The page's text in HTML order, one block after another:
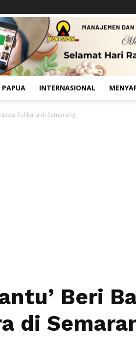
PAPUA INTERNASIONAL
Tolikara di Semarang
Beri
di